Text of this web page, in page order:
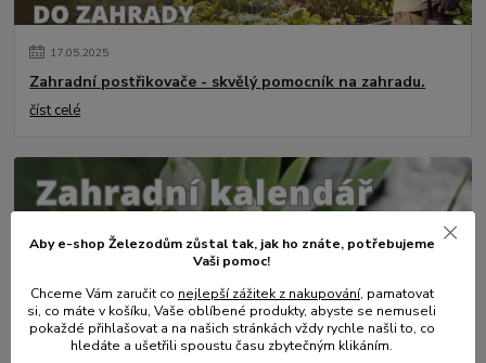
17.05.2025
Zahradní postřikovače - skvělý pomocník na zahradu.
číst celé
01.2025
Aby e-shop Železodům zůstal tak, jak ho znáte, potřebujeme
Vaši pomoc!
Chceme Vám zaručit co nejlepší zážitek z nakupování, pamatovat
si, co máte v košíku, Vaše oblíbené produkty, abyste se nemuseli
pokaždé přihlašovat a na našich stránkách vždy rychle našli to, co
hledáte a ušetřili spoustu času zbytečným klikáním.